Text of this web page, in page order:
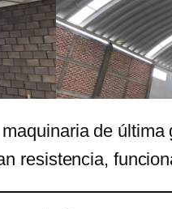
de
resistencia,